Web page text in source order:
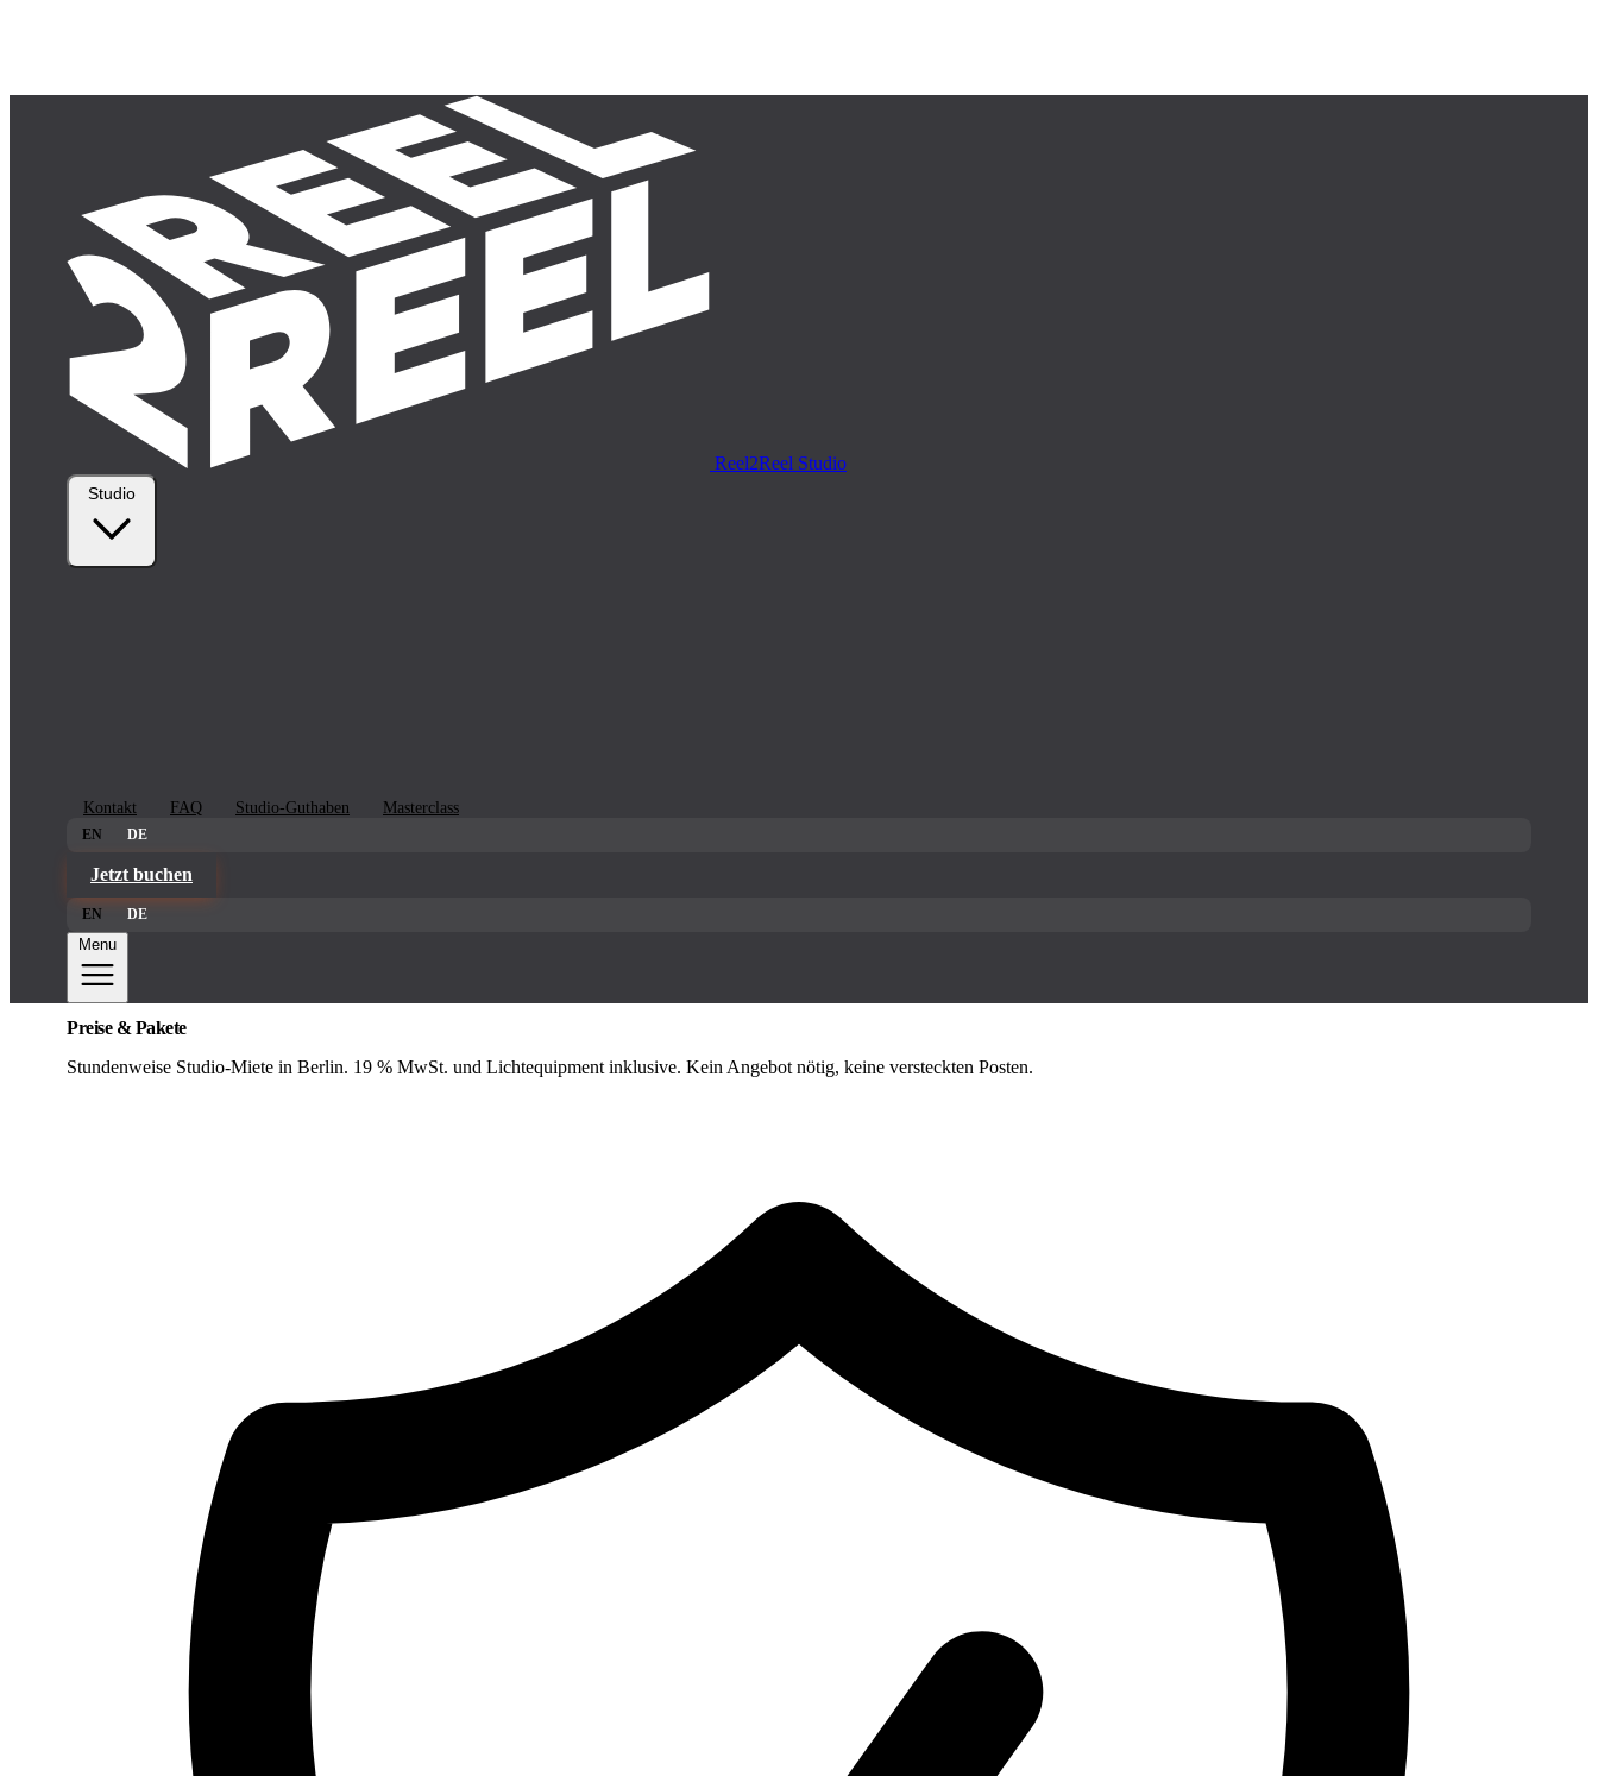
Reel2Reel Studio
Kontakt FAQ Studio-Guthaben Masterclass
EN DE
Jetzt buchen
EN DE
Menu
Preise & Pakete
Stundenweise Studio-Miete in Berlin. 19 % MwSt. und Lichtequipment inklusive. Kein Angebot nötig, keine versteckten Posten.